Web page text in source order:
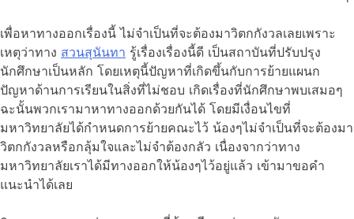
เพื่อหาทางออกเรื่องนี้ ไม่จำเป็นที่จะต้องมาวิตกกังวลเลยเพราะ
เหตุว่าทาง สวนสุนันทา รู้เรื่องเรื่องนี้ดี เป็นสถาบันที่ปรับปรุง
นักศึกษาเป็นหลัก โดยเหตุนี้ปัญหาที่เกิดขึ้นกับการย้ายแผนก
ปัญหาด้านการเรียนในสิ่งที่ไม่ชอบ เกิดเรื่องที่นักศึกษาพบเสมอๆ
ฉะนั้นพวกเรามาหาทางออกด้วยกันได้ โดยมีเงื่อนไขที่
มหาวิทยาลัยได้กำหนดการย้ายคณะไว้ น้องๆไม่จำเป็นที่จะต้องมา
วิตกกังวลหรือกลุ้มใจและไม่จำต้องกลัว เนื่องจากว่าทาง
มหาวิทยาลัยเราได้มีทางออกให้น้องๆไว้อยู่แล้ว เข้ามาขอคำ
แนะนำได้เลย